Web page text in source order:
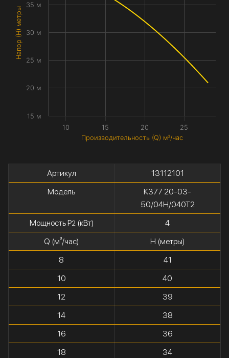
Производительность (Q) м³/час
Напор (H) метры
10 15 20 25
15 м
20 м
25 м
30 м
35 м
Артикул
13112101
Модель
К377 20-03-
50/04Н/040Т2
Мощность P2(кВт)
4
Q (м³/час)
H (метры)
8
41
10
40
12
39
14
38
16
36
18
34